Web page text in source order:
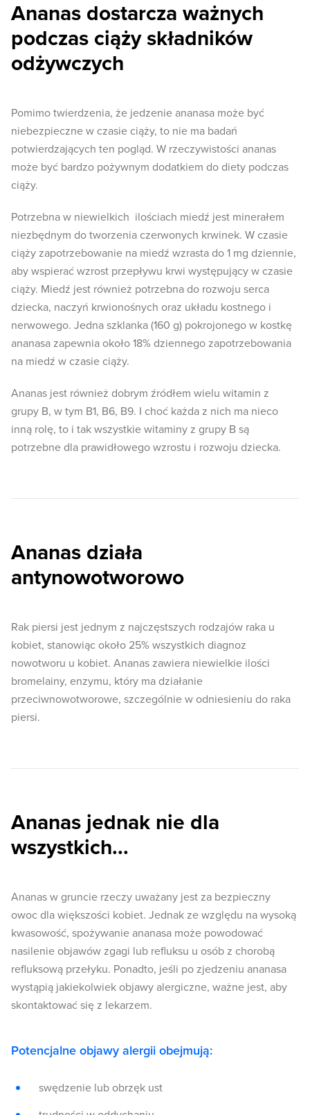
Ananas dostarcza ważnych
podczas ciąży składników
odżywczych
Pomimo twierdzenia, że jedzenie ananasa może być
niebezpieczne w czasie ciąży, to nie ma badań
potwierdzających ten pogląd. W rzeczywistości ananas
może być bardzo pożywnym dodatkiem do diety podczas
ciąży.
Potrzebna w niewielkich ilościach miedź jest minerałem
niezbędnym do tworzenia czerwonych krwinek. W czasie
ciąży zapotrzebowanie na miedź wzrasta do 1 mg dziennie,
aby wspierać wzrost przepływu krwi występujący w czasie
ciąży. Miedź jest również potrzebna do rozwoju serca
dziecka, naczyń krwionośnych oraz układu kostnego i
nerwowego. Jedna szklanka (160 g) pokrojonego w kostkę
ananasa zapewnia około 18% dziennego zapotrzebowania
na miedź w czasie ciąży.
Ananas jest również dobrym źródłem wielu witamin z
grupy B, w tym B1, B6, B9. I choć każda z nich ma nieco
inną rolę, to i tak wszystkie witaminy z grupy B są
potrzebne dla prawidłowego wzrostu i rozwoju dziecka.
Ananas działa
antynowotworowo
Rak piersi jest jednym z najczęstszych rodzajów raka u
kobiet, stanowiąc około 25% wszystkich diagnoz
nowotworu u kobiet. Ananas zawiera niewielkie ilości
bromelainy, enzymu, który ma działanie
przeciwnowotworowe, szczególnie w odniesieniu do raka
piersi.
Ananas jednak nie dla
wszystkich...
Ananas w gruncie rzeczy uważany jest za bezpieczny
owoc dla większości kobiet. Jednak ze względu na wysoką
kwasowość, spożywanie ananasa może powodować
nasilenie objawów zgagi lub refluksu u osób z chorobą
refluksową przełyku. Ponadto, jeśli po zjedzeniu ananasa
wystąpią jakiekolwiek objawy alergiczne, ważne jest, aby
skontaktować się z lekarzem.
Potencjalne objawy alergii obejmują:
swędzenie lub obrzęk ust